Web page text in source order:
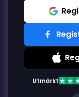
Utmärkt